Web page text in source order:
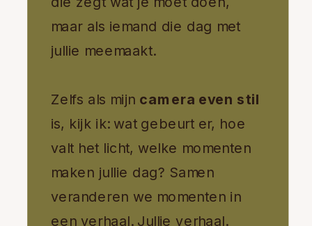
maar als iemand die dag met
jullie meemaakt.
Zelfs als mijn camera even stil
is, kijk ik: wat gebeurt er, hoe
valt het licht, welke momenten
maken jullie dag? Samen
veranderen we momenten in
een verhaal. Jullie verhaal.